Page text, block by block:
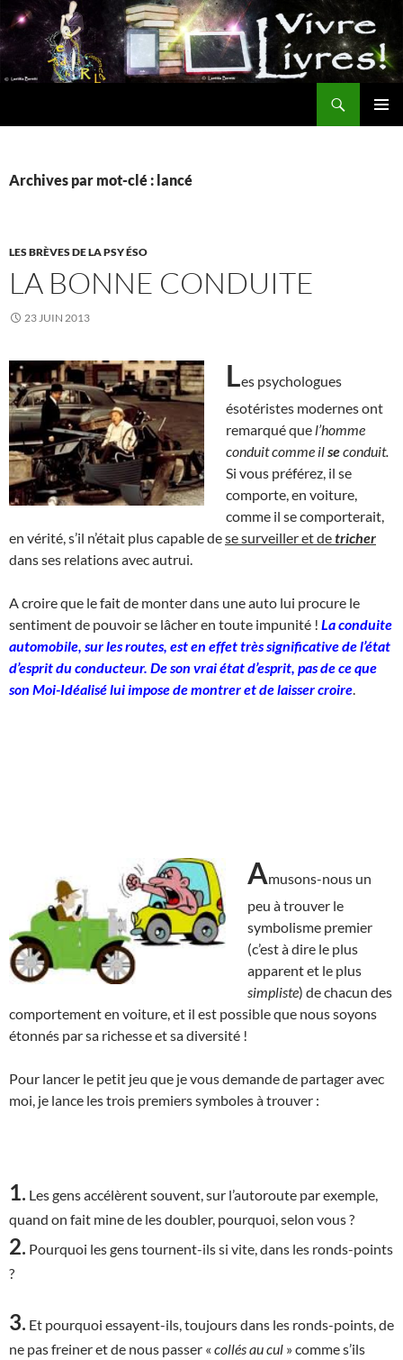
Aller
au
contenu
Archives par mot-clé : lancé
LES BRÈVES DE LA PSY ÉSO
LA BONNE CONDUITE
23 JUIN 2013
Les psychologues
ésotéristes modernes ont
remarqué que l’homme
conduit comme ilseconduit.
Si vous préférez, il se
comporte, en voiture,
comme il se comporterait,
en vérité, s’il n’était plus capable dese surveiller et detricher
dans ses relations avec autrui.
A croire que le fait de monter dans une auto lui procure le
sentiment de pouvoir se lâcher en toute impunité ! La conduite
automobile, sur les routes, est en effet très significative de l’état
d’esprit du conducteur. De son vrai état d’esprit, pas de ce que
son Moi-Idéalisé lui impose de montrer et de laisser croire
Amusons-nous un
peu à trouver le
symbolisme premier
(c’est à dire le plus
apparent et le plus
simpliste) de chacun des
comportement en voiture, et il est possible que nous soyons
étonnés par sa richesse et sa diversité !
Pour lancer le petit jeu que je vous demande de partager avec
moi, je lance les trois premiers symboles à trouver :
1. Les gens accélèrent souvent, sur l’autoroute par exemple,
quand on fait mine de les doubler, pourquoi, selon vous ?
2. Pourquoi les gens tournent-ils si vite, dans les ronds-points
?
3. Et pourquoi essayent-ils, toujours dans les ronds-points, de
ne pas freiner et de nous passer « collés au cul » comme s’ils